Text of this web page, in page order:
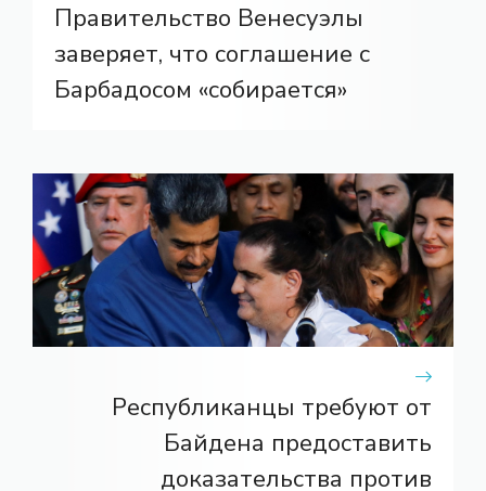
Правительство Венесуэлы
заверяет, что соглашение с
Барбадосом «собирается»
Республиканцы требуют от
Байдена предоставить
доказательства против